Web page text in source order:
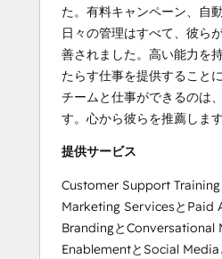
た。有料キャンペーン、自
日々の管理はすべて、彼ら
善されました。高い能力を
たらす仕事を提供すること
チームと仕事ができるのは
す。心から彼らを推薦しま
提供サービス
Customer Support
Marketing ServicesとPaid
BrandingとConversational
EnablementとSocial